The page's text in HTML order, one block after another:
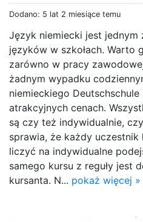
Dodano: 5 lat 2 miesiące temu
Język niemiecki jest jednym
języków w szkołach. Warto
zarówno w pracy
żadnym wypadku
niemieckiego
atrakcyjnych cenach.
są czy też indywidualnie,
sprawia, że każdy
liczyć na indywidualne
samego kursu z reguły jest
kursanta. N... pokaż więcej »